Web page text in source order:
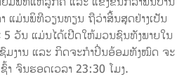
ແມ່ນພິທີວຽນທຽນ ຖືວ່າສິ້ນສຸດຢ່າງເປັນ
5 ວັນ ແມ່ນໄດ້ເປີດໃຫ້ມວນຊົນທັງພາຍໃນ
ຊົມງານ ແລະ ກິດຈະກໍາປິ່ນອ້ອມທັງໝົດ ຈະ
າ ຈົນຮອດເວລາ 23:30 ໂມງ.